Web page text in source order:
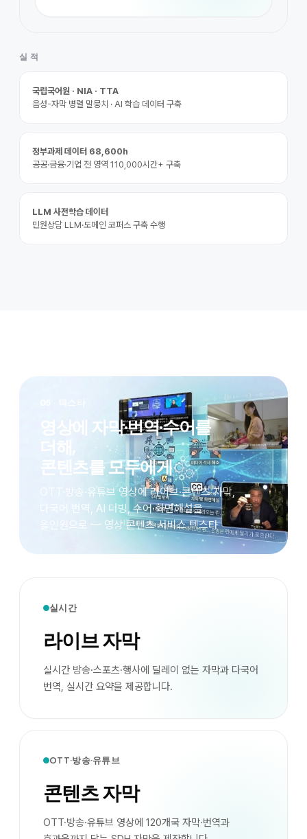
실 적
국립국어원 · NIA · TTA
음성-자막 병렬 말뭉치 · AI 학습 데이터 구축
정부과제 데이터 68,600h
공공·금융·기업 전 영역 110,000시간+ 구축
LLM 사전학습 데이터
민원상담 LLM·도메인 코퍼스 구축 수행
영상에 자막·번역·수어를
더해,
콘텐츠를 모두에게
OTT·방송·유튜브 영상에 라이브·콘텐츠 자막,
다국어 번역, AI 더빙, 수어·화면해설을
올인원으로 — 영상 콘텐츠 서비스 텍스타
실시간
라이브 자막
실시간 방송·스포츠·행사에 딜레이 없는 자막과 다국어
번역, 실시간 요약을 제공합니다.
OTT·방송·유튜브
콘텐츠 자막
OTT·방송·유튜브 영상에 120개국 자막·번역과